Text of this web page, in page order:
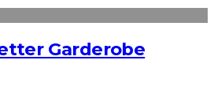
Garderobe